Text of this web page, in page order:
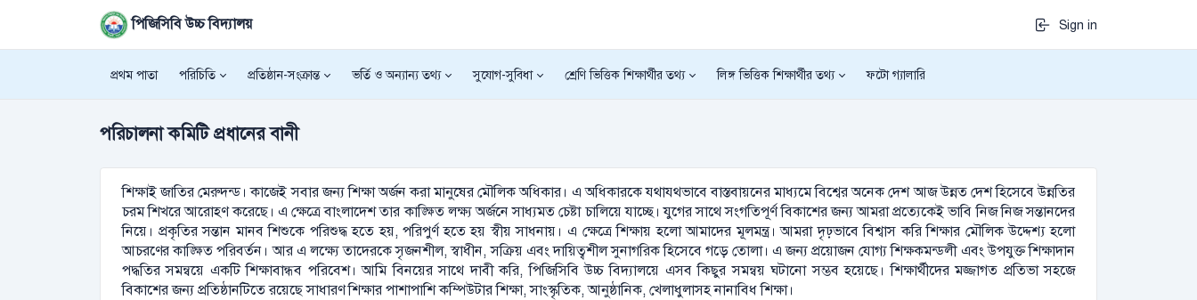
পিজিসিবি উচ্চ বিদ্যালয় Sign in
প্রথম পাতা পরিচিতি প্রতিষ্ঠান-সংক্রান্ত ভর্তি ও অন্যান্য তথ্য সুযোগ-সুবিধা শ্রেণি ভিত্তিক শিক্ষার্থীর তথ্য লিঙ্গ ভিত্তিক শিক্ষার্থীর তথ্য ফটো গ্যালারি
পরিচালনা কমিটি প্রধানের বানী
শিক্ষাই জাতির মেরুদন্ড। কাজেই সবার জন্য শিক্ষা অর্জন করা মানুষের মৌলিক অধিকার। এ অধিকারকে যথাযথভাবে বাস্তবায়নের মাধ্যমে বিশ্বের অনেক দেশ আজ উন্নত দেশ হিসেবে উন্নতির
চরম শিখরে আরোহণ করেছে। এ ক্ষেত্রে বাংলাদেশ তার কাঙ্ক্ষিত লক্ষ্য অর্জনে সাধ্যমত চেষ্টা চালিয়ে যাচ্ছে। যুগের সাথে সংগতিপূর্ণ বিকাশের জন্য আমরা প্রত্যেকেই ভাবি নিজ নিজ সন্তানদের
নিয়ে। প্রকৃতির সন্তান মানব শিশুকে পরিশুদ্ধ হতে হয়, পরিপুর্ণ হতে হয় স্বীয় সাধনায়। এ ক্ষেত্রে শিক্ষায় হলো আমাদের মূলমন্ত্র। আমরা দৃঢ়ভাবে বিশ্বাস করি শিক্ষার মৌলিক উদ্দেশ্য হলো
আচরণের কাঙ্ক্ষিত পরিবর্তন। আর এ লক্ষ্যে তাদেরকে সৃজনশীল, স্বাধীন, সক্রিয় এবং দায়িত্বশীল সুনাগরিক হিসেবে গড়ে তোলা। এ জন্য প্রয়োজন যোগ্য শিক্ষকমন্ডলী এবং উপযুক্ত শিক্ষাদান
পদ্ধতির সমন্বয়ে একটি শিক্ষাবান্ধব পরিবেশ। আমি বিনয়ের সাথে দাবী করি, পিজিসিবি উচ্চ বিদ্যালয়ে এসব কিছুর সমন্বয় ঘটানো সম্ভব হয়েছে। শিক্ষার্থীদের মজ্জাগত প্রতিভা সহজে
বিকাশের জন্য প্রতিষ্ঠানটিতে রয়েছে সাধারণ শিক্ষার পাশাপাশি কম্পিউটার শিক্ষা, সাংস্কৃতিক, আনুষ্ঠানিক, খেলাধুলাসহ নানাবিধ শিক্ষা।